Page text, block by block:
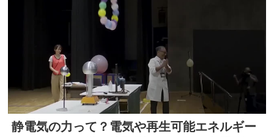
静電気の力って？電気や再生可能エネルギー